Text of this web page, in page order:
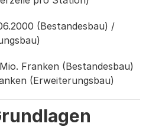
(Bestandesbau) /
Franken (Bestandesbau)
(Erweiterungsbau)